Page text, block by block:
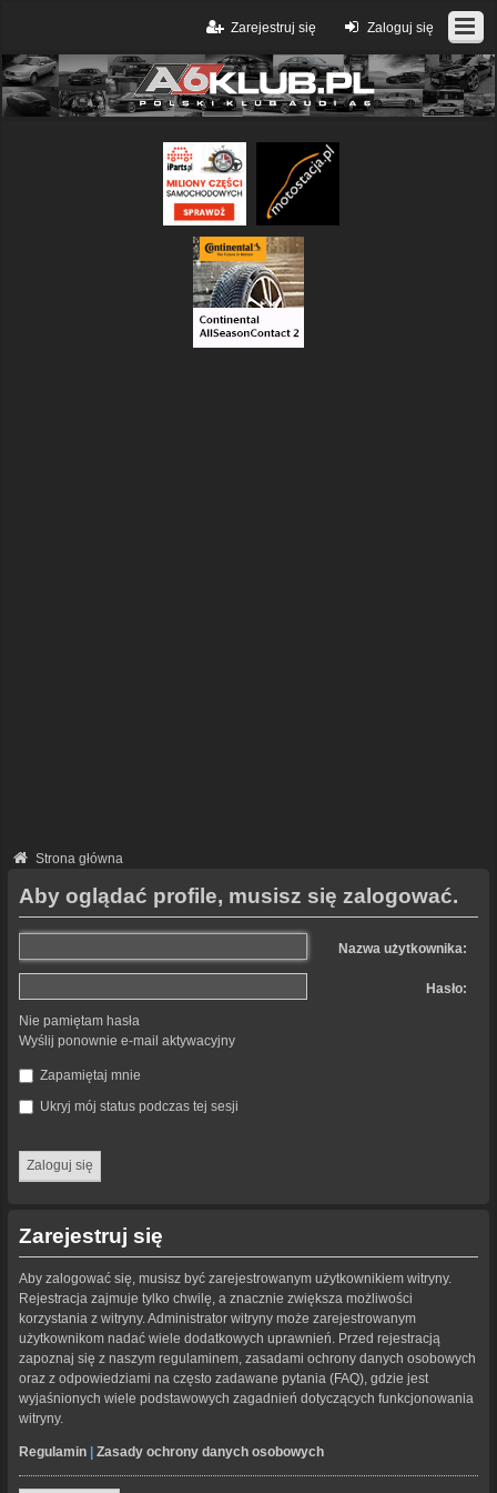
Zaloguj się
Zarejestruj się
Strona główna
Aby oglądać profile, musisz się zalogować.
Nazwa użytkownika:
Hasło:
Nie pamiętam hasła
Wyślij ponownie e-mail aktywacyjny
Zapamiętaj mnie
Ukryj mój status podczas tej sesji
Zarejestruj się
Aby zalogować się, musisz być zarejestrowanym użytkownikiem witryny.
Rejestracja zajmuje tylko chwilę, a znacznie zwiększa możliwości
korzystania z witryny. Administrator witryny może zarejestrowanym
użytkownikom nadać wiele dodatkowych uprawnień. Przed rejestracją
zapoznaj się z naszym regulaminem, zasadami ochrony danych osobowych
oraz z odpowiedziami na często zadawane pytania (FAQ), gdzie jest
wyjaśnionych wiele podstawowych zagadnień dotyczących funkcjonowania
witryny.
Regulamin Zasady ochrony danych osobowych